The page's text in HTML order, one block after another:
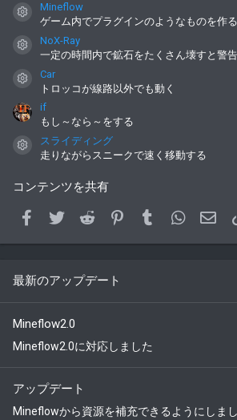
コンテンツアイコン
Mineflow
ゲーム内でプラグインのようなものを作る
コンテンツアイコン
NoX-Ray
一定の時間内で鉱石をたくさん壊すと警
コンテンツアイコン
Car
トロッコが線路以外でも動く
if
もし～なら～をする
コンテンツアイコン
スライディング
走りながらスニークで速く移動する
コンテンツを共有
Facebook
TwitterReddit PinterestTumblr メ
最新のアップデート
Mineflow2.0
Mineflow2.0に対応しました
アップデート
Mineflowから資源を補充できるようにしま